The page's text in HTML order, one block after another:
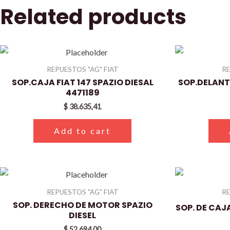
Related products
REPUESTOS "AG" FIAT
SOP.CAJA FIAT 147 SPAZIO DIESAL
4471189
$ 38.635,41
Add to cart
REPUESTOS "AG" FIAT
SOP. DERECHO DE MOTOR SPAZIO
DIESEL
SOP. DE